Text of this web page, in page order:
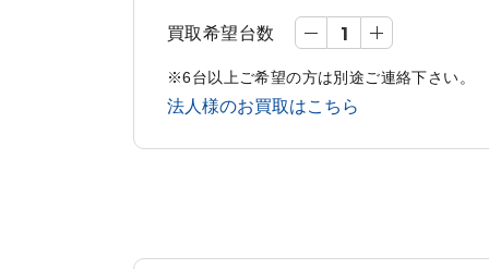
買取希望台数
※6台以上ご希望の方は別途ご連絡下さい。
法人様のお買取はこちら